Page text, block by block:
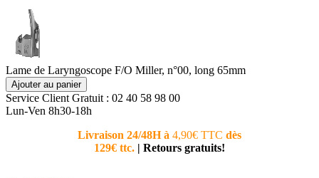
Lame de Laryngoscope F/O Miller, n°00, long 65mm
Ajouter au panier
Service Client Gratuit : 02 40 58 98 00
Lun-Ven 8h30-18h
Livraison 24/48H à 4,90€ TTC dès
129€ ttc. | Retours gratuits!